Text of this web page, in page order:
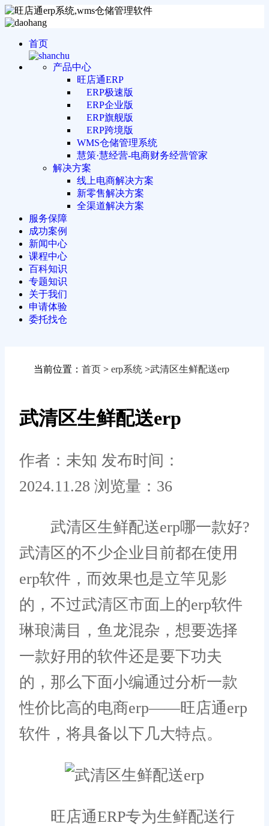
首页
产品中心
旺店通ERP
ERP极速版
ERP企业版
ERP旗舰版
ERP跨境版
WMS仓储管理系统
慧策·慧经营-电商财务经营管家
解决方案
线上电商解决方案
新零售解决方案
全渠道解决方案
服务保障
成功案例
新闻中心
课程中心
百科知识
专题知识
关于我们
申请体验
委托找仓
当前位置： 首页 > erp系统 >武清区生鲜配送erp
武清区生鲜配送erp
作者：未知 发布时间：
2024.11.28 浏览量：36
武清区生鲜配送erp哪一款好?
武清区的不少企业目前都在使用
erp软件，而效果也是立竿见影
的，不过武清区市面上的erp软件
琳琅满目，鱼龙混杂，想要选择
一款好用的软件还是要下功夫
的，那么下面小编通过分析一款
性价比高的电商erp——旺店通erp
软件，将具备以下几大特点。
旺店通ERP专为生鲜配送行